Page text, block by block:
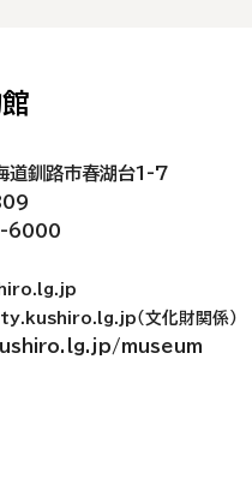
釧路市春湖台1-7
6000
（文化財関係）
museum